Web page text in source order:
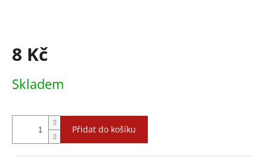
8 Kč
cena:
Skladem
Přidat do košíku